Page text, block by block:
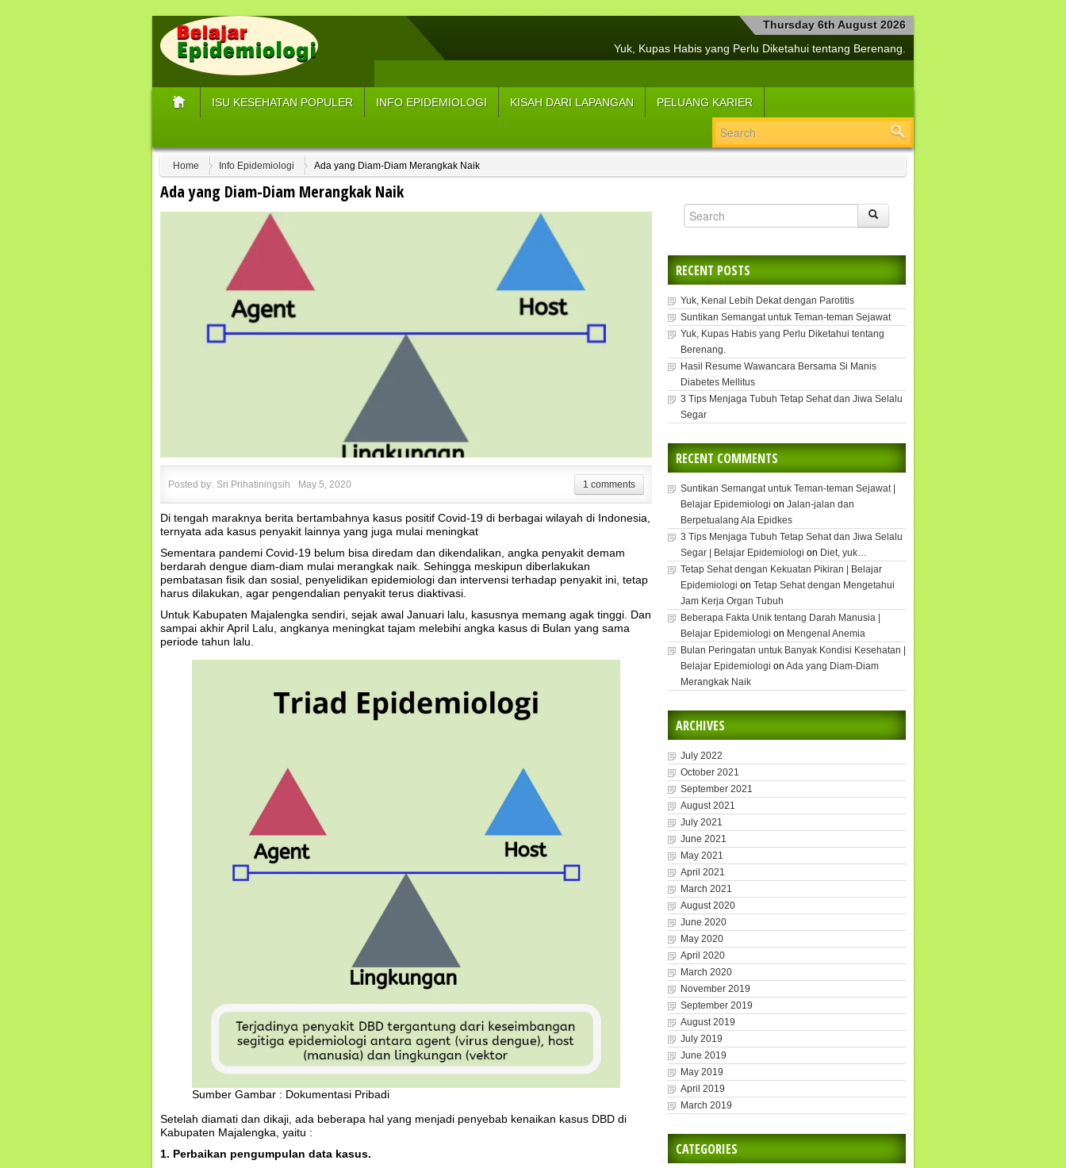
Thursday 6th August 2026
Yuk, Kupas Habis yang Perlu Diketahui tentang Berenang.
3 Tips Menjaga Tubuh Tetap Sehat dan Jiwa Selalu Segar
Suplemen Kesehatan Penangkal Covid-19
Yuk, Segera Tangani Hepatitis.
5 Strategi Cerdas Menjaga Kesehatan Buah Hati
Tetap Sehat dengan Kekuatan Pikiran
Yuk, Kenal Lebih Dekat dengan Parotitis
ISU KESEHATAN POPULER INFO EPIDEMIOLOGI KISAH DARI LAPANGAN PELUANG KARIER
Home Info Epidemiologi Ada yang Diam-Diam Merangkak Naik
Ada yang Diam-Diam Merangkak Naik
Posted by: Sri Prihatiningsih May 5, 2020 1 comments
Di tengah maraknya berita bertambahnya kasus positif Covid-19 di berbagai wilayah di Indonesia,
ternyata ada kasus penyakit lainnya yang juga mulai meningkat
Sementara pandemi Covid-19 belum bisa diredam dan dikendalikan, angka penyakit demam
berdarah dengue diam-diam mulai merangkak naik. Sehingga meskipun diberlakukan
pembatasan fisik dan sosial, penyelidikan epidemiologi dan intervensi terhadap penyakit ini, tetap
harus dilakukan, agar pengendalian penyakit terus diaktivasi.
Untuk Kabupaten Majalengka sendiri, sejak awal Januari lalu, kasusnya memang agak tinggi. Dan
sampai akhir April Lalu, angkanya meningkat tajam melebihi angka kasus di Bulan yang sama
periode tahun lalu.
Sumber Gambar : Dokumentasi Pribadi
Setelah diamati dan dikaji, ada beberapa hal yang menjadi penyebab kenaikan kasus DBD di
Kabupaten Majalengka, yaitu :
1. Perbaikan pengumpulan data kasus.
RECENT POSTS
Yuk, Kenal Lebih Dekat dengan Parotitis
Suntikan Semangat untuk Teman-teman Sejawat
Yuk, Kupas Habis yang Perlu Diketahui tentang
Berenang.
Hasil Resume Wawancara Bersama Si Manis
Diabetes Mellitus
3 Tips Menjaga Tubuh Tetap Sehat dan Jiwa Selalu
Segar
RECENT COMMENTS
Suntikan Semangat untuk Teman-teman Sejawat |
Belajar Epidemiologi on Jalan-jalan dan
Berpetualang Ala Epidkes
3 Tips Menjaga Tubuh Tetap Sehat dan Jiwa Selalu
Segar | Belajar Epidemiologi on Diet, yuk…
Tetap Sehat dengan Kekuatan Pikiran | Belajar
Epidemiologi on Tetap Sehat dengan Mengetahui
Jam Kerja Organ Tubuh
Beberapa Fakta Unik tentang Darah Manusia |
Belajar Epidemiologi on Mengenal Anemia
Bulan Peringatan untuk Banyak Kondisi Kesehatan |
Belajar Epidemiologi on Ada yang Diam-Diam
Merangkak Naik
ARCHIVES
July 2022
October 2021
September 2021
August 2021
July 2021
June 2021
May 2021
April 2021
March 2021
August 2020
June 2020
May 2020
April 2020
March 2020
November 2019
September 2019
August 2019
July 2019
June 2019
May 2019
April 2019
March 2019
CATEGORIES